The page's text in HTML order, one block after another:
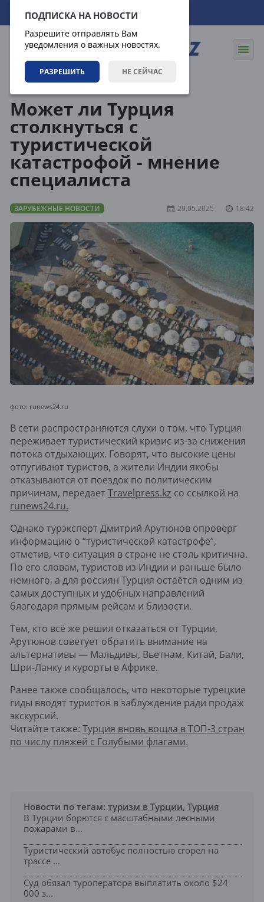
ПОДПИСКА НА НОВОСТИ
Разрешите отправлять Вам
уведомления о важных новостях.
РАЗРЕШИТЬ НЕ СЕЙЧАС
08.08.2026 23:19:41
Может ли Турция
столкнуться с
туристической
катастрофой - мнение
специалиста
ЗАРУБЕЖНЫЕ НОВОСТИ 29.05.2025 18:42
фото: runews24.ru
В сети распространяются слухи о том, что Турция
переживает туристический кризис из-за снижения
потока отдыхающих. Говорят, что высокие цены
отпугивают туристов, а жители Индии якобы
отказываются от поездок по политическим
причинам, передает Travelpress.kz со ссылкой на
runews24.ru.
Однако турэксперт Дмитрий Арутюнов опроверг
информацию о “туристической катастрофе”,
отметив, что ситуация в стране не столь критична.
По его словам, туристов из Индии и раньше было
немного, а для россиян Турция остаётся одним из
самых доступных и удобных направлений
благодаря прямым рейсам и близости.
Тем, кто всё же решил отказаться от Турции,
Арутюнов советует обратить внимание на
альтернативы — Мальдивы, Вьетнам, Китай, Бали,
Шри-Ланку и курорты в Африке.
Ранее также сообщалось, что некоторые турецкие
гиды вводят туристов в заблуждение ради продаж
экскурсий.
Читайте также: Турция вновь вошла в ТОП-3 стран
по числу пляжей с Голубыми флагами.
Новости по тегам: туризм в Турции, Турция
В Турции борются с масштабными лесными
пожарами в...
Туристический автобус полностью сгорел на
трассе ...
Суд обязал туроператора выплатить около $24
000 з...